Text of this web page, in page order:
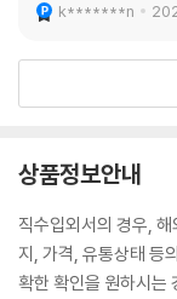
k*******n
상품정보안내
직수입외서의 경우,
지, 가격, 유통상태 등
확한 확인을 원하시는